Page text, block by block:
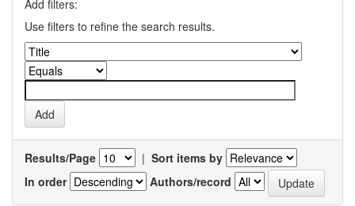
Add filters:
Use filters to refine the search results.
Results/Page | Sort items by
In order
Authors/record